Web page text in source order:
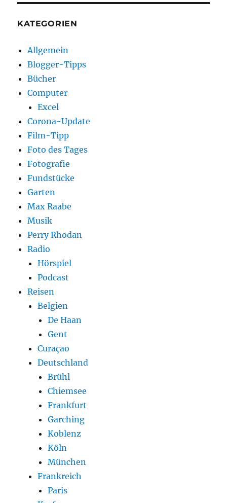
KATEGORIEN
Allgemein
Blogger-Tipps
Bücher
Computer
Excel
Corona-Update
Film-Tipp
Foto des Tages
Fotografie
Fundstücke
Garten
Max Raabe
Musik
Perry Rhodan
Radio
Hörspiel
Podcast
Reisen
Belgien
De Haan
Gent
Curaçao
Deutschland
Brühl
Chiemsee
Frankfurt
Garching
Koblenz
Köln
München
Frankreich
Paris